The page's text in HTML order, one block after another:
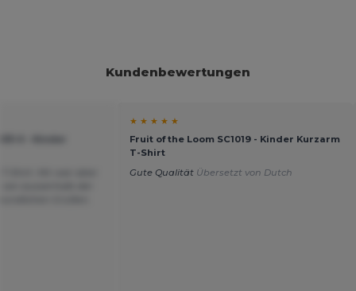
Kundenbewertungen
★ ★ ★ ★ ★
Fruit of the Loom SC1019 - Kinder Kurzarm
T-Shirt
Gute Qualität Übersetzt von Dutch